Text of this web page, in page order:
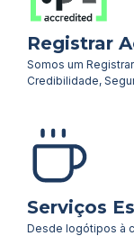
Registrar
Somos um
Credibilidade,
Serviços
Desde logótipos à